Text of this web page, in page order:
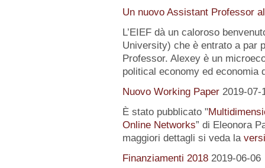
Un nuovo Assistant Professor
L’EIEF dà un caloroso
University) che è entrato a par
Professor. Alexey è un
political economy ed
Nuovo Working Paper 2019-07-
È stato pubblicato "
Online Networks” di Eleonora
maggiori dettagli si veda la
Finanziamenti 2018 2019-06-06